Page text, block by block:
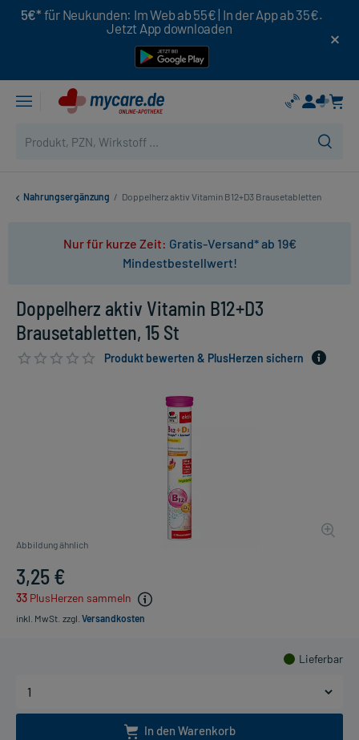
5€* für Neukunden: Im Web ab 55€ | In der App ab 35€.
Jetzt App downloaden
Nahrungsergänzung / Doppelherz aktiv Vitamin B12+D3 Brausetabletten
Nur für kurze Zeit: Gratis-Versand* ab 19€
Mindestbestellwert!
Doppelherz aktiv Vitamin B12+D3
Brausetabletten, 15 St
Produkt bewerten & PlusHerzen sichern
Abbildung ähnlich
3,25 €
33 PlusHerzen sammeln
inkl. MwSt. zzgl. Versandkosten
Lieferbar
In den Warenkorb